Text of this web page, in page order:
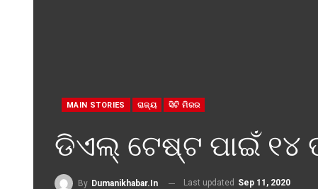
MAIN STORIES ରାଜ୍ୟ ସିଟି ମିରର
ଡିଏଲ୍‌ ଟେଷ୍ଟ ପାଇଁ ୧୪
By Dumanikhabar.in Last updated Sep 11, 2020